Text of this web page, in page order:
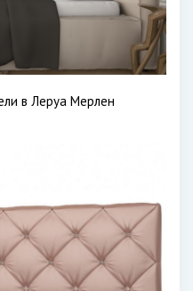
в Леруа Мерлен